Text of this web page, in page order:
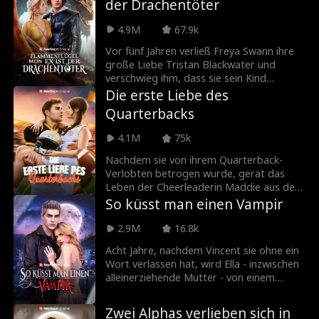
Victoria unerwart ihren arroganten Ex-
Verlobten Carl. Diesmal ist sie
entschlossen, all die Würde
zurückzuerlangen, die sie verloren hat.
einem beinahe tödlichen Autounfall im
bis der berüchtigte Samuel Trent aus
seinem Koma erwacht und feststellt, dass
er mit einer völlig Fremden verlobt ist.
der Drachentöter
4.9M
67.9k
Vor fünf Jahren verließ Freya Swann ihre
große Liebe Tristan Blackwater und
verschwieg ihm, dass sie sein Kind
erwartete. Nun kehrt Tristan als
Drachentöter zurück und Freya steht ihm
als Zofe gegenüber. Wird sie ihm endlich
die Wahrheit gestehen?
Die erste Liebe des
Quarterbacks
4.1M
75k
Nachdem sie von ihrem Quarterback-
Verlobten betrogen wurde, gerät das
Leben der Cheerleaderin Maddie aus den
Fugen. Sie fühlt sich zu Cameron
hingezogen - einem Footballspieler, der
ihr seltsam vertraut vorkommt. Doch
Cheerleader-Kapitänin und Camerons
Mutter schmieden Pläne, um die beiden
auseinanderzubringen.
So küsst man einen Vampir
2.9M
16.8k
Acht Jahre, nachdem Vincent sie ohne ein
Wort verlassen hat, wird Ella - inzwischen
alleinerziehende Mutter - von einem
rettet sie ein geheimnisvoller, maskierter
Zwei Alphas verlieben sich in